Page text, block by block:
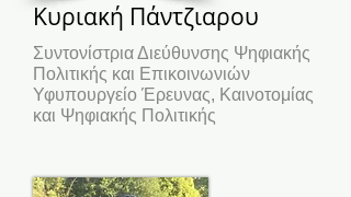
Κυριακή Πάντζιαρου
Συντονίστρια Διεύθυνσης Ψηφιακής
Πολιτικής και Επικοινωνιών
Υφυπουργείο Έρευνας, Καινοτομίας
και Ψηφιακής Πολιτικής